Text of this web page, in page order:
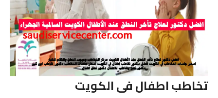
تخاطب اطفال فى الكويت